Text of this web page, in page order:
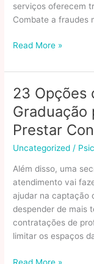
serviços oferecem
Combate a fraudes
Lista
IPTV
pela
Anatel:
opções
oficiais
Read More »
23 Opções
Graduação
Prestar
Uncategorized /
Além disso, uma
atendimento vai
ajudar na captação
despender de mais
contratações de
limitar os espaços
23